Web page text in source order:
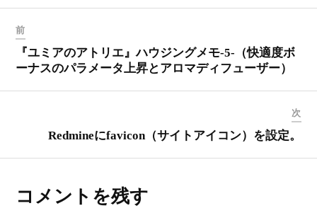
前
『ユミアのアトリエ』ハウジングメモ-5-（快適度ボ
ーナスのパラメータ上昇とアロマディフューザー）
次
Redmineにfavicon（サイトアイコン）を設定。
コメントを残す